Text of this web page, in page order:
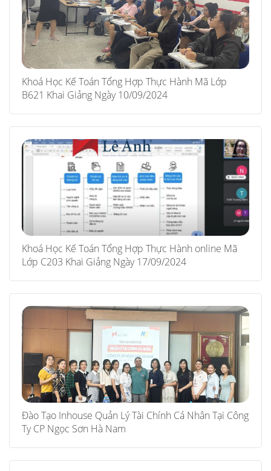
Khoá Học Kế Toán Tổng Hợp Thực Hành Mã Lớp
B621 Khai Giảng Ngày 10/09/2024
Khoá Học Kế Toán Tổng Hợp Thực Hành online Mã
Lớp C203 Khai Giảng Ngày 17/09/2024
Đào Tạo Inhouse Quản Lý Tài Chính Cá Nhân Tại Công
Ty CP Ngọc Sơn Hà Nam